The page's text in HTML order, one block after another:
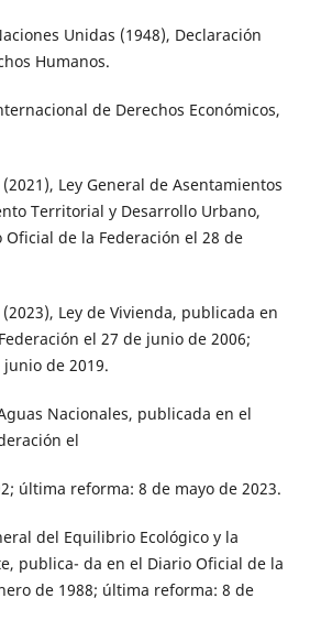
Unidas (1948), Declaración
Humanos.
de Derechos Económicos,
Ley General de Asentamientos
Territorial y Desarrollo Urbano,
de la Federación el 28 de
Ley de Vivienda, publicada en
el 27 de junio de 2006;
de 2019.
Nacionales, publicada en el
el
última reforma: 8 de mayo de 2023.
del Equilibrio Ecológico y la
publica- da en el Diario Oficial de la
de 1988; última reforma: 8 de